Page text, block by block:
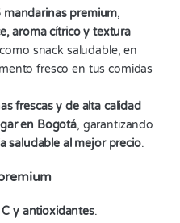
premium,
aroma cítrico y textura
snack saludable, en
fresco en tus comidas
frescas y de alta calidad
en Bogotá, garantizando
saludable al mejor precio.
y antioxidantes.